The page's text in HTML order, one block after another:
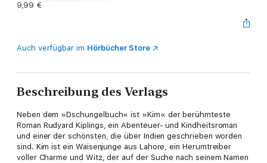
9,99 €
Auch verfügbar im Hörbücher Store
Beschreibung des Verlags
Neben dem »Dschungelbuch« ist »Kim« der berühmteste
Roman Rudyard Kiplings, ein Abenteuer- und Kindheitsroman
und einer der schönsten, die über Indien geschrieben worden
sind. Kim ist ein Waisenjunge aus Lahore, ein Herumtreiber
voller Charme und Witz, der auf der Suche nach seinem Namen